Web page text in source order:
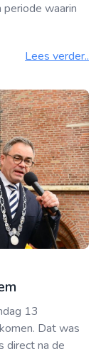
periode waarin
Lees verder..
13
Dat was
direct na de